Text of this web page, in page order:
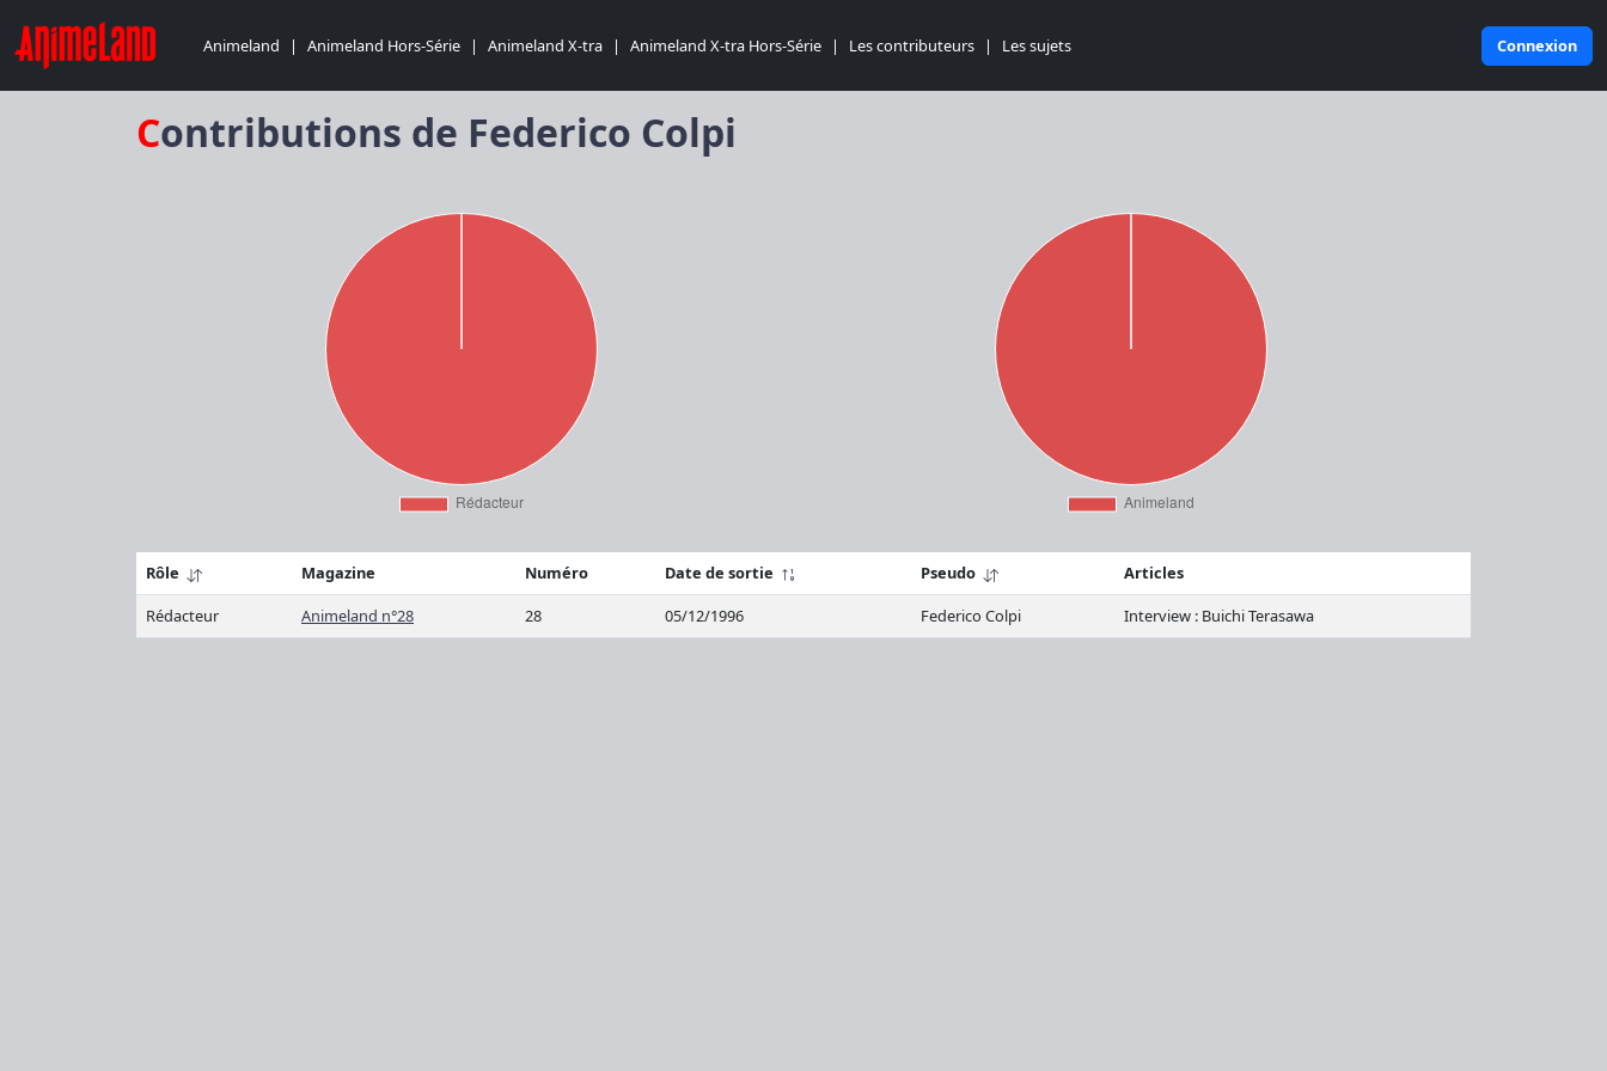
Animeland | Animeland Hors-Série | Animeland X-tra | Animeland X-tra Hors-Série | Les contributeurs | Les sujets Connexion
Contributions de Federico Colpi
Rôle Magazine Numéro Date de sortie Pseudo
Articles
Rédacteur
Animeland n°28 28 05/12/1996 Federico Colpi Interview : Buichi Terasawa